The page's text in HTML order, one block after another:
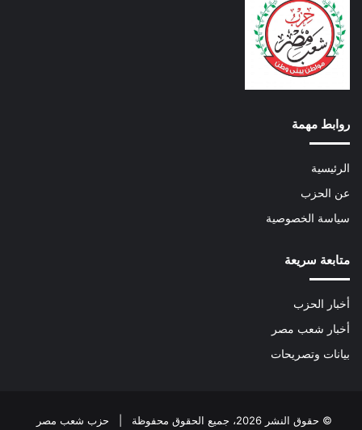
روابط مهمة
الرئيسية
عن الحزب
سياسة الخصوصية
متابعة سريعة
أخبار الحزب
أخبار شعب مصر
بيانات وتصريحات
© حقوق النشر 2026، جميع الحقوق محفوظة | حزب شعب مصر